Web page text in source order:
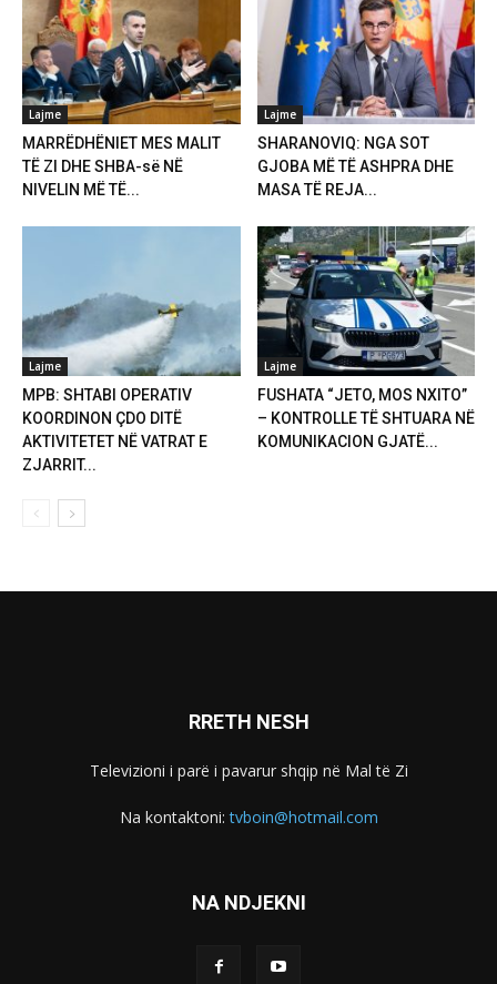
Lajme
MARRËDHËNIET MES MALIT
TË ZI DHE SHBA-së NË
NIVELIN MË TË...
Lajme
SHARANOVIQ: NGA SOT
GJOBA MË TË ASHPRA DHE
MASA TË REJA...
Lajme
MPB: SHTABI OPERATIV
KOORDINON ÇDO DITË
AKTIVITETET NË VATRAT E
ZJARRIT...
Lajme
FUSHATA “JETO, MOS NXITO”
– KONTROLLE TË SHTUARA NË
KOMUNIKACION GJATË...
RRETH NESH
Televizioni i parë i pavarur shqip në Mal të Zi
Na kontaktoni:tvboin@hotmail.com
NA NDJEKNI